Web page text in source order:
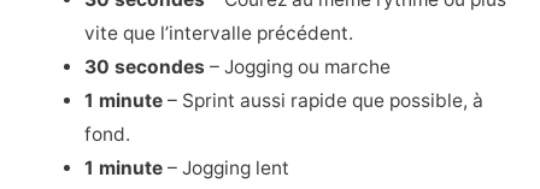
vite que l’intervalle précédent.
30 secondes – Jogging ou marche
1 minute – Sprint aussi rapide que possible, à
fond.
1 minute – Jogging lent